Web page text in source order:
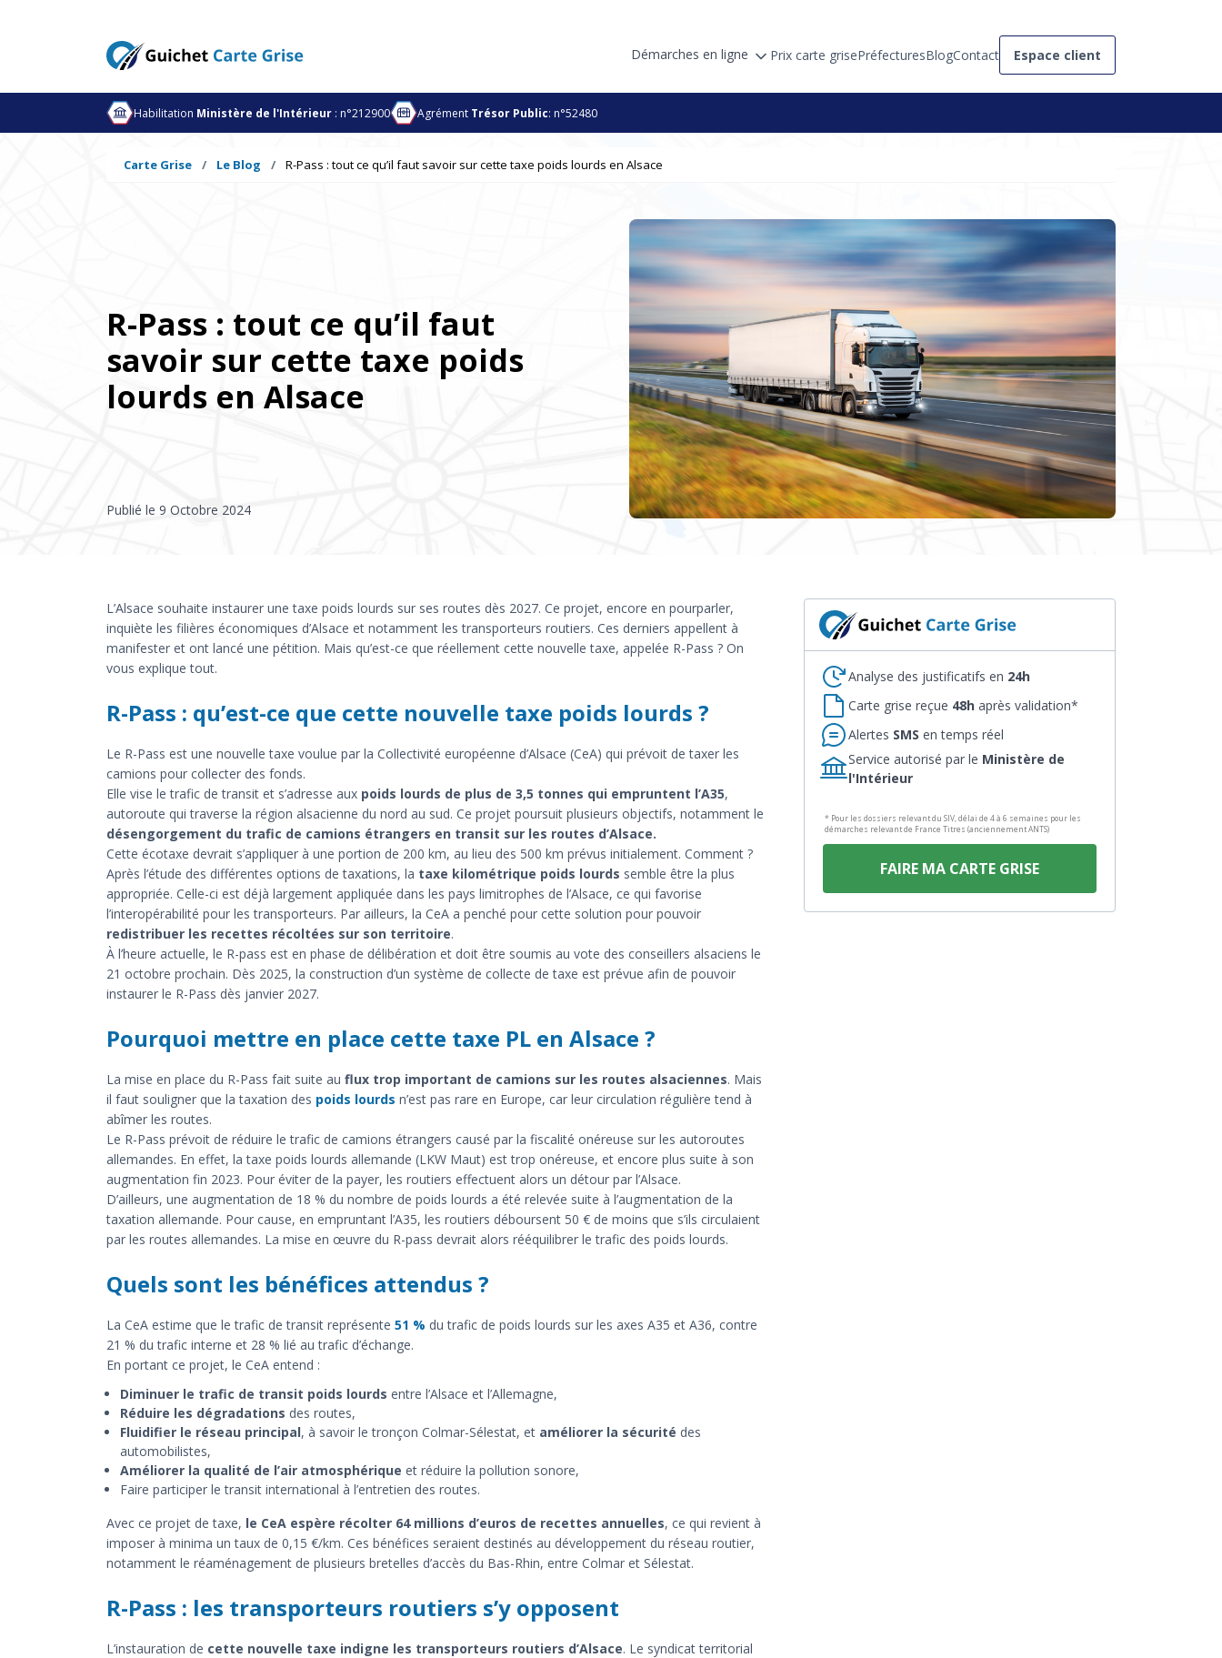
Démarches en ligne Prix carte grisePréfecturesBlogContact Espace client
Habilitation Ministère de l'Intérieur : n°212900 Agrément Trésor Public: n°52480
Carte Grise Le Blog R-Pass : tout ce qu’il faut savoir sur cette taxe poids lourds en Alsace
R-Pass : tout ce qu’il faut
savoir sur cette taxe poids
lourds en Alsace
Publié le 9 Octobre 2024
L’Alsace souhaite instaurer une taxe poids lourds sur ses routes dès 2027. Ce projet, encore en pourparler,
inquiète les filières économiques d’Alsace et notamment les transporteurs routiers. Ces derniers appellent à
manifester et ont lancé une pétition. Mais qu’est-ce que réellement cette nouvelle taxe, appelée R-Pass ? On
vous explique tout.
R-Pass : qu’est-ce que cette nouvelle taxe poids lourds ?
Le R-Pass est une nouvelle taxe voulue par la Collectivité européenne d’Alsace (CeA) qui prévoit de taxer les
camions pour collecter des fonds.
Elle vise le trafic de transit et s’adresse aux poids lourds de plus de 3,5 tonnes qui empruntent l’A35,
autoroute qui traverse la région alsacienne du nord au sud. Ce projet poursuit plusieurs objectifs, notamment le
désengorgement du trafic de camions étrangers en transit sur les routes d’Alsace.
Cette écotaxe devrait s’appliquer à une portion de 200 km, au lieu des 500 km prévus initialement. Comment ?
Après l’étude des différentes options de taxations, la taxe kilométrique poids lourds semble être la plus
appropriée. Celle-ci est déjà largement appliquée dans les pays limitrophes de l’Alsace, ce qui favorise
l’interopérabilité pour les transporteurs. Par ailleurs, la CeA a penché pour cette solution pour pouvoir
redistribuer les recettes récoltées sur son territoire.
À l’heure actuelle, le R-pass est en phase de délibération et doit être soumis au vote des conseillers alsaciens le
21 octobre prochain. Dès 2025, la construction d’un système de collecte de taxe est prévue afin de pouvoir
instaurer le R-Pass dès janvier 2027.
Pourquoi mettre en place cette taxe PL en Alsace ?
La mise en place du R-Pass fait suite au flux trop important de camions sur les routes alsaciennes. Mais
il faut souligner que la taxation des poids lourds n’est pas rare en Europe, car leur circulation régulière tend à
abîmer les routes.
Le R-Pass prévoit de réduire le trafic de camions étrangers causé par la fiscalité onéreuse sur les autoroutes
allemandes. En effet, la taxe poids lourds allemande (LKW Maut) est trop onéreuse, et encore plus suite à son
augmentation fin 2023. Pour éviter de la payer, les routiers effectuent alors un détour par l’Alsace.
D’ailleurs, une augmentation de 18 % du nombre de poids lourds a été relevée suite à l’augmentation de la
taxation allemande. Pour cause, en empruntant l’A35, les routiers déboursent 50 € de moins que s’ils circulaient
par les routes allemandes. La mise en œuvre du R-pass devrait alors rééquilibrer le trafic des poids lourds.
Quels sont les bénéfices attendus ?
La CeA estime que le trafic de transit représente 51 % du trafic de poids lourds sur les axes A35 et A36, contre
21 % du trafic interne et 28 % lié au trafic d’échange.
En portant ce projet, le CeA entend :
Diminuer le trafic de transit poids lourds entre l’Alsace et l’Allemagne,
Réduire les dégradations des routes,
Fluidifier le réseau principal, à savoir le tronçon Colmar-Sélestat, et améliorer la sécurité des
automobilistes,
Améliorer la qualité de l’air atmosphérique et réduire la pollution sonore,
Faire participer le transit international à l’entretien des routes.
Avec ce projet de taxe, le CeA espère récolter 64 millions d’euros de recettes annuelles, ce qui revient à
imposer à minima un taux de 0,15 €/km. Ces bénéfices seraient destinés au développement du réseau routier,
notamment le réaménagement de plusieurs bretelles d’accès du Bas-Rhin, entre Colmar et Sélestat.
R-Pass : les transporteurs routiers s’y opposent
L’instauration de cette nouvelle taxe indigne les transporteurs routiers d’Alsace. Le syndicat territorial
Analyse des justificatifs en 24h
Carte grise reçue 48haprès validation*
Alertes SMS en temps réel
Service autorisé par le Ministère de
l'Intérieur
* Pour les dossiers relevant du SIV, délai de 4 à 6 semaines pour les
démarches relevant de France Titres (anciennement ANTS)
FAIRE MA CARTE GRISE